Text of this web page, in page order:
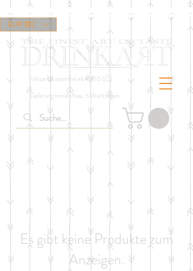
Versandkostenfrei ab € 150 (Ö)
Lieferung binnen max. 5 Werktagen
EUR (€)
Es gibt keine Produkte zum
Anzeigen.